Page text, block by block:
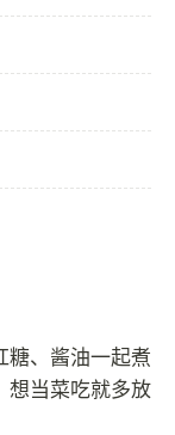
糖、酱油一起煮
想当菜吃就多放